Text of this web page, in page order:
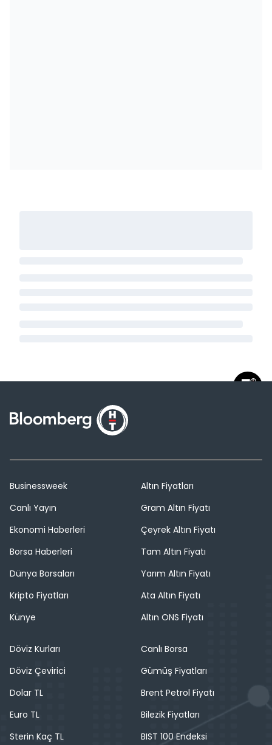
Businessweek
Canlı Yayın
Ekonomi Haberleri
Borsa Haberleri
Dünya Borsaları
Kripto Fiyatları
Künye
Altın Fiyatları
Gram Altın Fiyatı
Çeyrek Altın Fiyatı
Tam Altın Fiyatı
Yarım Altın Fiyatı
Ata Altın Fiyatı
Altın ONS Fiyatı
Döviz Kurları
Döviz Çevirici
Dolar TL
Euro TL
Sterin Kaç TL
Canlı Borsa
Gümüş Fiyatları
Brent Petrol Fiyatı
Bilezik Fiyatları
BIST 100 Endeksi